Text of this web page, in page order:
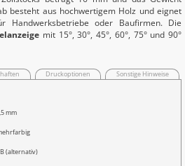
besteht aus hochwertigem Holz und eignet
Handwerksbetriebe oder Baufirmen. Die
mit 15°, 30°, 45°, 60°, 75° und 90°
Druckoptionen Sonstige Hinweise
mm
(alternativ)